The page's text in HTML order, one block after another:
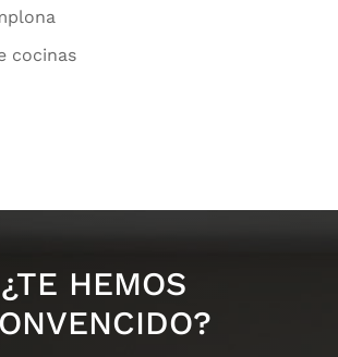
cocinas
¿TE HEMOS